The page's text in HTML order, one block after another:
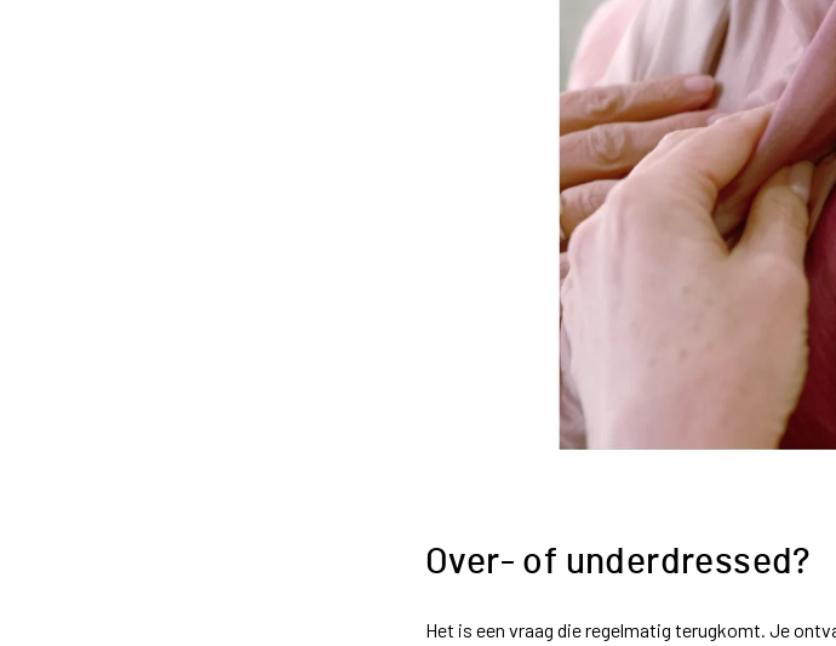
Over- of underdressed?
Het is een vraag die regelmatig terugkomt. Je